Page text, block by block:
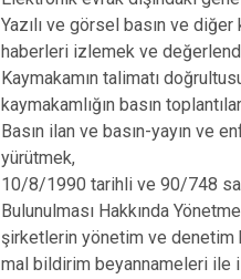
Yazılı ve görsel basın ve
haberleri izlemek ve
Kaymakamın talimatı
kaymakamlığın basın
Basın ilan ve basın-yayın ve
yürütmek,
10/8/1990 tarihli ve 90/748
Bulunulması Hakkında
şirketlerin yönetim ve denetim
mal bildirim beyannameleri ile